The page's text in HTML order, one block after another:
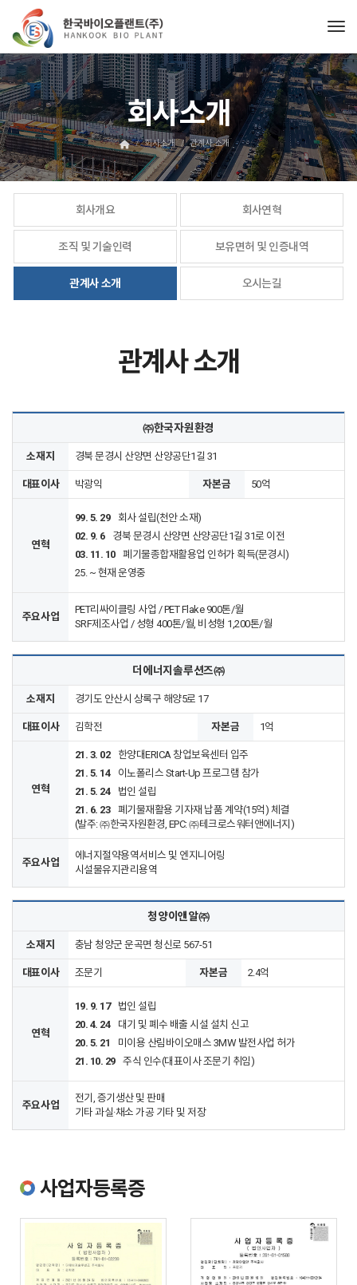
회사소개
회사소개 관계사 소개
회사개요 회사연혁
조직 및 기술인력 보유면허 및 인증내역
관계사 소개 오시는길
관계사 소개
㈜한국자원환경
소재지 경북 문경시 산양면 산양공단1길 31
대표이사 박광익 자본금 50억
연혁
99. 5. 29
회사 설립(천안 소재)
02. 9. 6
경북 문경시 산양면 산양공단1길 31로 이전
03. 11. 10
폐기물종합재활용업 인허가 획득(문경시)
25. ~ 현재 운영중
주요사업
PET리싸이클링 사업 / PET Flake 900톤/월
SRF제조사업 / 성형 400톤/월, 비성형 1,200톤/월
더에너지솔루션즈㈜
소재지 경기도 안산시 상록구 해양5로 17
대표이사 김학전 자본금 1억
연혁
21. 3. 02
한양대ERICA 창업보육센터 입주
21. 5. 14
이노폴리스 Start-Up 프로그램 참가
21. 5. 24
법인 설립
21. 6. 23
폐기물재활용 기자재 납품 계약(15억) 체결
(발주: ㈜한국자원환경, EPC: ㈜테크로스워터앤에너지)
주요사업
에너지절약용역서비스 및 엔지니어링
시설물유지관리용역
청양이앤알㈜
소재지 충남 청양군 운곡면 청신로 567-51
대표이사 조문기 자본금 2.4억
연혁
19. 9. 17
법인 설립
20. 4. 24
대기 및 폐수 배출 시설 설치 신고
20. 5. 21
미이용 산림바이오매스 3MW 발전사업 허가
21. 10. 29
주식 인수(대표이사 조문기 취임)
주요사업
전기, 증기생산 및 판매
기타 과실·채소 가공 기타 및 저장
사업자등록증